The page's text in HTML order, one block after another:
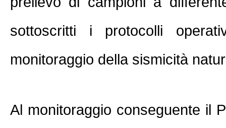
sottoscritti i protocolli
monitoraggio della sismicità
Al monitoraggio conseguente il